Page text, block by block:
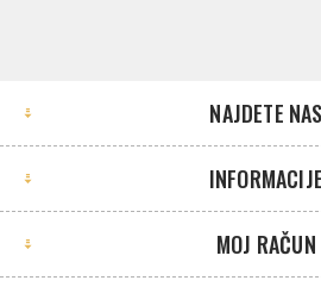
NAJDETE NAS
INFORMACIJE
MOJ RAČUN